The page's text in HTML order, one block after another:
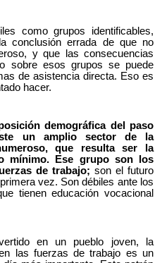
como grupos identificables,
conclusión errada de que no
y que las consecuencias
sobre esos grupos se puede
de asistencia directa. Eso es
hacer.
demográfica del paso
un amplio sector de la
que resulta ser la
mínimo. Ese grupo son los
de trabajo; son el futuro
vez. Son débiles ante los
tienen educación vocacional
en un pueblo joven, la
las fuerzas de trabajo es un